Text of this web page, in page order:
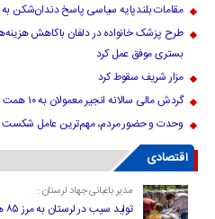
مقامات بلندپایه سیاسی پاسخ دندان‌شکن
طرح پزشک خانواده در دلفان باکاهش
بستری موفق عمل کرد
مزار شریف سقوط کرد
گردش مالی سالانه انجیر معمولان به ۱۰ همت می‌رسد
وحدت و حضور مردم، مهم‌ترین عامل شکست
اقتصادی
مدیر باغبانی جهاد لرستان :
تولید سیب در لرستان به مرز ۸۵ هزار تن رسید